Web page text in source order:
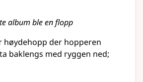
album ble en flopp
høydehopp der hopperen
baklengs med ryggen ned;